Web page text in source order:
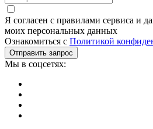
Я согласен с правилами сервиса и
моих персональных данных
Ознакомиться с Политикой
Мы в соцсетях: